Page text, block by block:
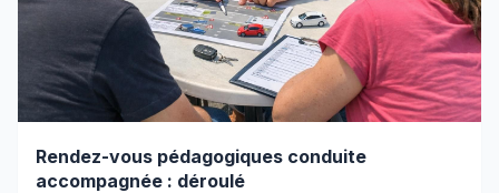
Rendez-vous pédagogiques conduite
accompagnée : déroulé